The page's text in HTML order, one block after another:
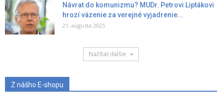
Návrat do komunizmu? MUDr. Petrovi Liptákovi
hrozí väzenie za verejné vyjadrenie...
21. augusta 2025
Načítať ďalšie
Z nášho E-shopu